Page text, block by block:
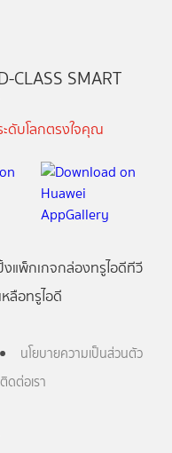
CLASS SMART
ดับโลกตรงใจคุณ
งแพ็กเกจกล่องทรูไอดีทีวี
ลือทรูไอดี
นโยบายความเป็นส่วนตัว
ติดต่อเรา